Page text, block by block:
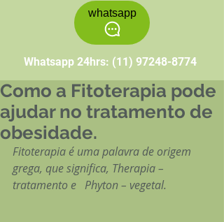
whatsapp
Whatsapp 24hrs: (11) 97248-8774
Como a Fitoterapia pode
ajudar no tratamento de
obesidade.
Fitoterapia é uma palavra de origem
grega, que significa, Therapia –
tratamento e   Phyton – vegetal.